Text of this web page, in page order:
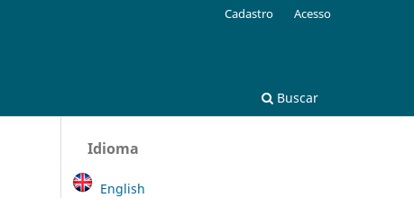
Buscar
Cadastro Acesso
Idioma
English